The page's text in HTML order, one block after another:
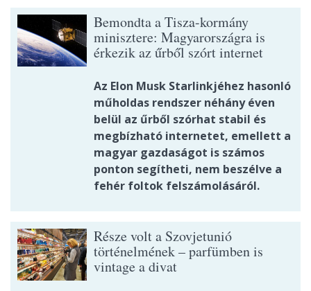
Bemondta a Tisza-kormány
minisztere: Magyarországra is
érkezik az űrből szórt internet
Az Elon Musk Starlinkjéhez hasonló
műholdas rendszer néhány éven
belül az űrből szórhat stabil és
megbízható internetet, emellett a
magyar gazdaságot is számos
ponton segítheti, nem beszélve a
fehér foltok felszámolásáról.
Része volt a Szovjetunió
történelmének – parfümben is
vintage a divat